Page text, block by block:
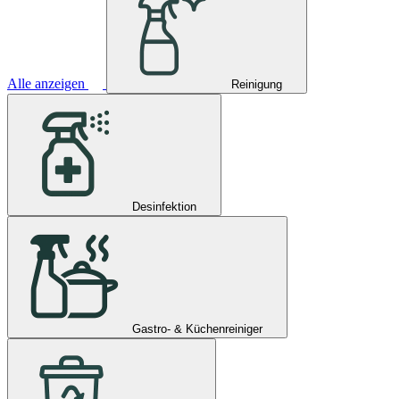
Alle anzeigen Reinigung
Desinfektion
Gastro- & Küchenreiniger